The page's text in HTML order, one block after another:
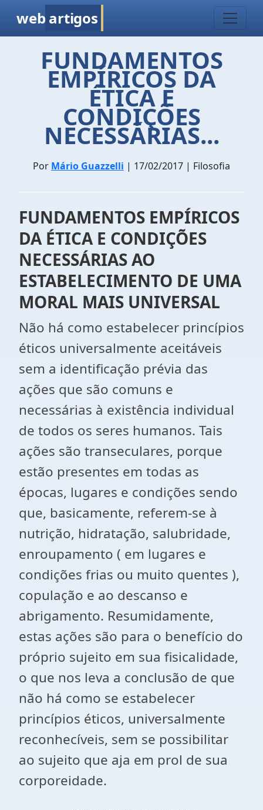
web artigos
FUNDAMENTOS
EMPÍRICOS DA
ÉTICA E
CONDIÇÕES
NECESSÁRIAS...
Por Mário Guazzelli | 17/02/2017 | Filosofia
FUNDAMENTOS EMPÍRICOS
DA ÉTICA E CONDIÇÕES
NECESSÁRIAS AO
ESTABELECIMENTO DE UMA
MORAL MAIS UNIVERSAL
Não há como estabelecer princípios
éticos universalmente aceitáveis
sem a identificação prévia das
ações que são comuns e
necessárias à existência individual
de todos os seres humanos. Tais
ações são transeculares, porque
estão presentes em todas as
épocas, lugares e condições sendo
que, basicamente, referem-se à
nutrição, hidratação, salubridade,
enroupamento ( em lugares e
condições frias ou muito quentes ),
copulação e ao descanso e
abrigamento. Resumidamente,
estas ações são para o benefício do
próprio sujeito em sua fisicalidade,
o que nos leva a conclusão de que
não há como se estabelecer
princípios éticos, universalmente
reconhecíveis, sem se possibilitar
ao sujeito que aja em prol de sua
corporeidade.